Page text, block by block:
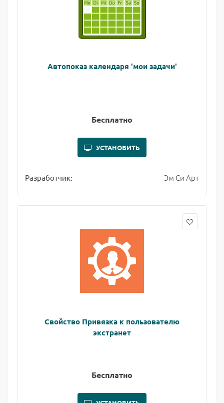
Автопоказ календаря 'мои задачи'
Бесплатно
УСТАНОВИТЬ
Разработчик: Эм Си Арт
Свойство Привязка к пользователю
экстранет
Бесплатно